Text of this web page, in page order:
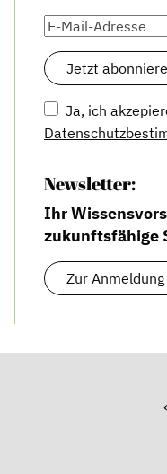
Ja, ich
Newsletter:
Ihr
zukunftsfähige
Zur Anmeldung